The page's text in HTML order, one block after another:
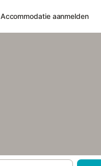
Accommodatie aanmelden